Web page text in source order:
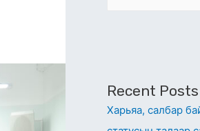
Recent Posts
Харьяа, салбар